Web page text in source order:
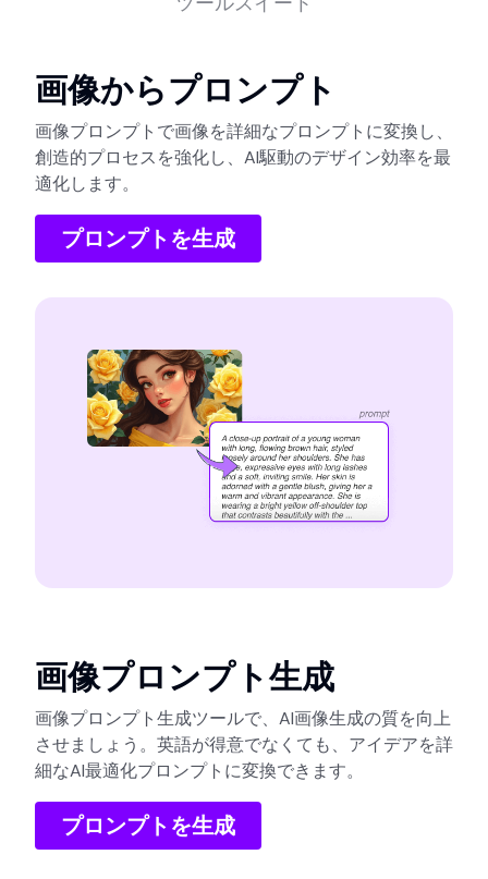
画像からプロンプト
画像プロンプトで画像を詳細なプロンプトに変換し、
創造的プロセスを強化し、AI駆動のデザイン効率を最
適化します。
プロンプトを生成
画像プロンプト生成
画像プロンプト生成ツールで、AI画像生成の質を向上
させましょう。英語が得意でなくても、アイデアを詳
細なAI最適化プロンプトに変換できます。
プロンプトを生成